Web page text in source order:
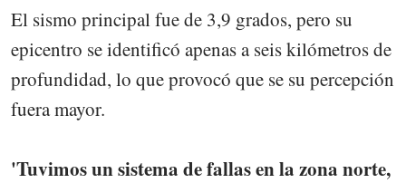
El sismo principal fue de 3,9 grados, pero su
epicentro se identificó apenas a seis kilómetros de
profundidad, lo que provocó que se su percepción
fuera mayor.
'Tuvimos un sistema de fallas en la zona norte,